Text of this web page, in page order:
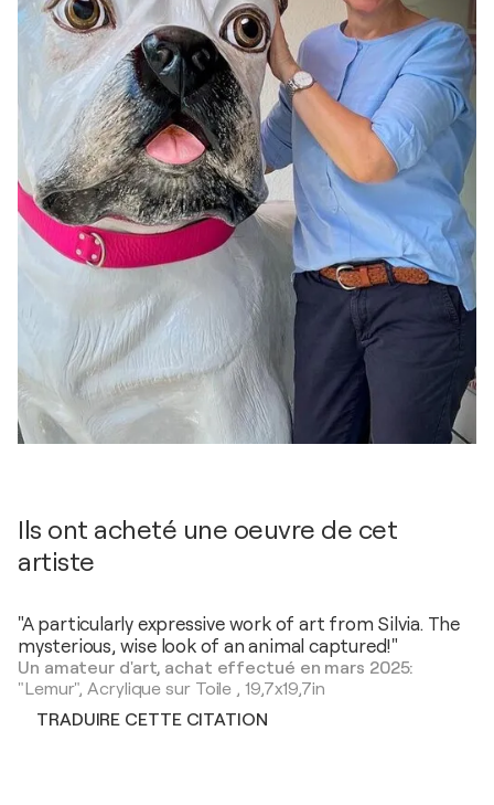
Ils ont acheté une oeuvre de cet
artiste
"A particularly expressive work of art from Silvia. The
mysterious, wise look of an animal captured!"
Un amateur d'art, achat effectué en mars 2025:
"Lemur",Acrylique sur Toile , 19,7x19,7in
TRADUIRE CETTE CITATION